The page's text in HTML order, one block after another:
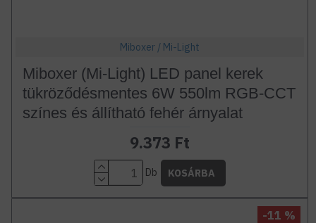
Miboxer / Mi-Light
Miboxer (Mi-Light) LED panel kerek
tükröződésmentes 6W 550lm RGB-CCT
színes és állítható fehér árnyalat
9.373 Ft
Db KOSÁRBA
-11 %